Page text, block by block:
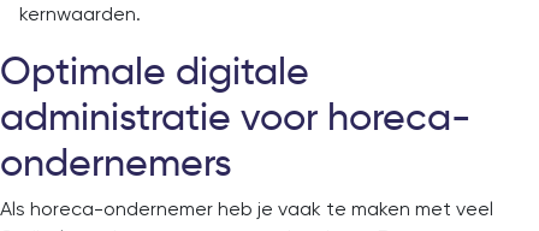
kernwaarden.
Optimale digitale
administratie voor horeca-
ondernemers
Als horeca-ondernemer heb je vaak te maken met veel